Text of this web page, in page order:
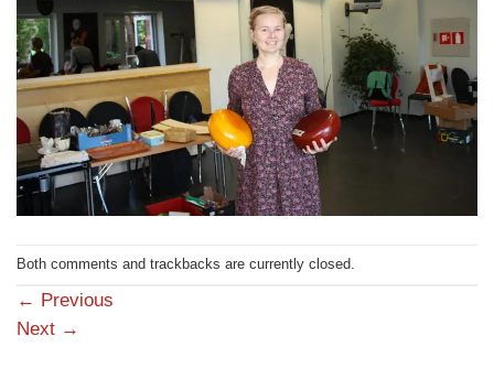
Both comments and trackbacks are currently closed.
← Previous
Next →